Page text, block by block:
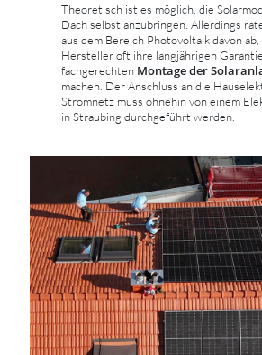
Theoretisch ist es möglich, die
Dach selbst anzubringen. Allerdings
aus dem Bereich Photovoltaik davon ab,
Hersteller oft ihre langjährigen
fachgerechten Montage der
machen. Der Anschluss an die
Stromnetz muss ohnehin von einem
in Straubing durchgeführt werden.